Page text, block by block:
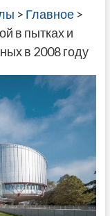
САЙТЕ
n
B
o
> Главное>
в пытках и
в 2008 году